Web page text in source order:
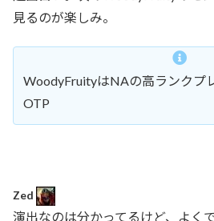
見るのが楽しみ。
WoodyFruityはNAの高ランクプ
OTP
Zed
演出なのは分かってるけど、よく